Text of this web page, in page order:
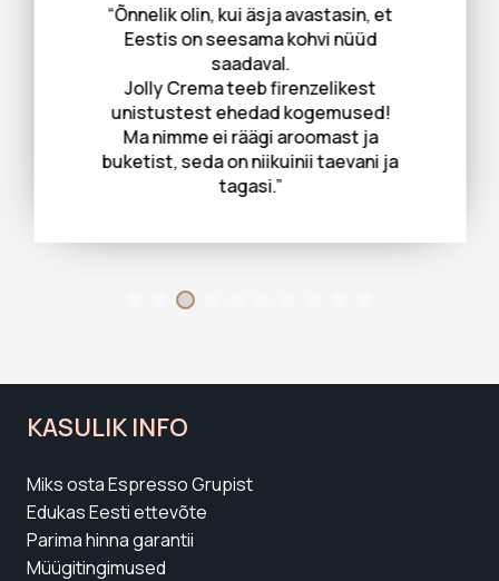
“Õnnelik olin, kui äsja avastasin, et
Eestis on seesama kohvi nüüd
saadaval.
Jolly Crema teeb firenzelikest
unistustest ehedad kogemused!
Ma nimme ei räägi aroomast ja
buketist, seda on niikuinii taevani ja
tagasi.”
KASULIK INFO
Miks osta Espresso Grupist
Edukas Eesti ettevõte
Parima hinna garantii
Müügitingimused